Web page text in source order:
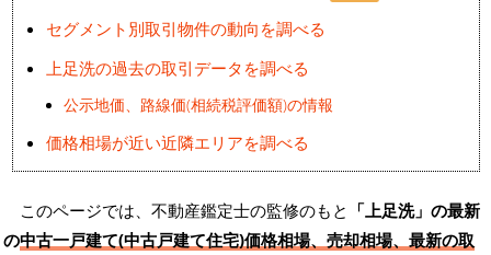
セグメント別取引物件の動向を調べる
上足洗の過去の取引データを調べる
公示地価、路線価(相続税評価額)の情報
価格相場が近い近隣エリアを調べる
このページでは、不動産鑑定士の監修のもと 「上足洗」の最新
の中古一戸建て(中古戸建て住宅)価格相場、売却相場、最新の取